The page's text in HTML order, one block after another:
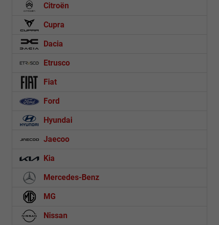
Citroën
Cupra
Dacia
Etrusco
Fiat
Ford
Hyundai
Jaecoo
Kia
Mercedes-Benz
MG
Nissan